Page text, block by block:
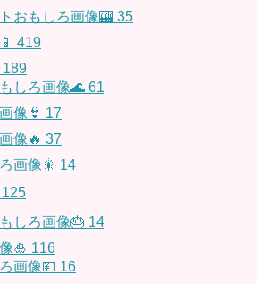
おもしろ画像🎰 35
419
189
しろ画像🌊 61
像👙 17
像🔥 37
画像🎇 14
125
しろ画像🎂 14
🎍 116
画像💴 16